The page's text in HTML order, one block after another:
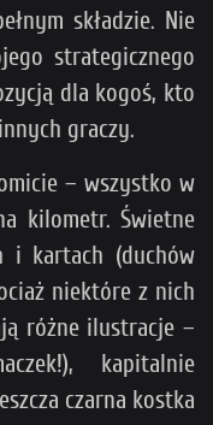
składzie. Nie
strategicznego
dla kogoś, kto
graczy.
– wszystko w
kilometr. Świetne
i kartach (duchów
niektóre z nich
różne ilustracje –
kapitalnie
czarna kostka